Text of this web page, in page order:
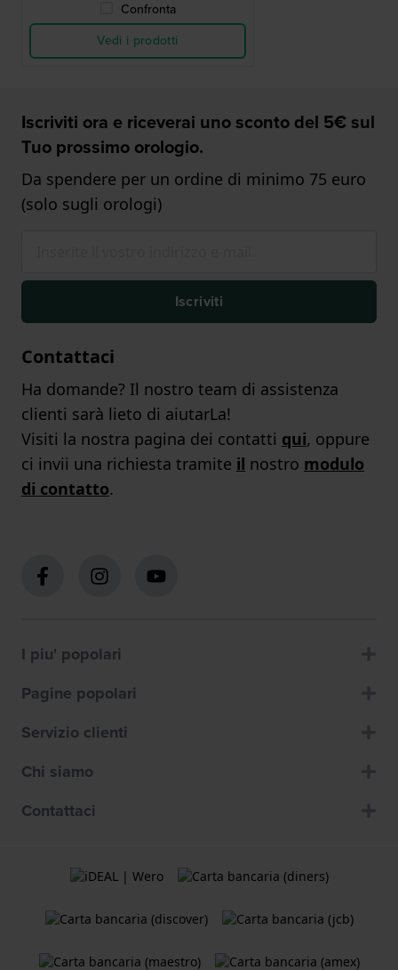
Confronta
Vedi i prodotti
Iscriviti ora e riceverai uno sconto del 5€ sul
Tuo prossimo orologio.
Da spendere per un ordine di minimo 75 euro
(solo sugli orologi)
Iscriviti
Contattaci
Ha domande? Il nostro team di assistenza
clienti sarà lieto di aiutarLa!
Visiti la nostra pagina dei contatti qui, oppure
ci invii una richiesta tramite il nostro modulo
di contatto.
I piu' popolari
Pagine popolari
Servizio clienti
Chi siamo
Contattaci